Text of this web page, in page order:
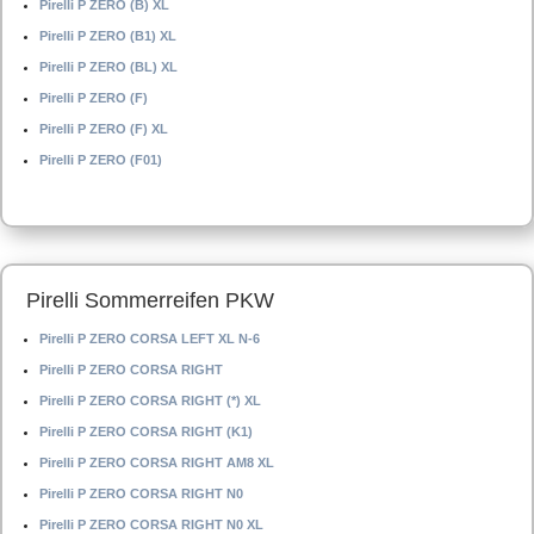
Pirelli P ZERO (B) XL
Pirelli P ZERO (B1) XL
Pirelli P ZERO (BL) XL
Pirelli P ZERO (F)
Pirelli P ZERO (F) XL
Pirelli P ZERO (F01)
Pirelli Sommerreifen PKW
Pirelli P ZERO CORSA LEFT XL N-6
Pirelli P ZERO CORSA RIGHT
Pirelli P ZERO CORSA RIGHT (*) XL
Pirelli P ZERO CORSA RIGHT (K1)
Pirelli P ZERO CORSA RIGHT AM8 XL
Pirelli P ZERO CORSA RIGHT N0
Pirelli P ZERO CORSA RIGHT N0 XL